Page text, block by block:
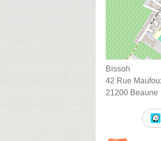
Bissoh
42 Rue
21200 Beaune